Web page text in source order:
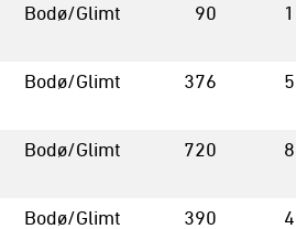
Bodø/Glimt 90 1
Bodø/Glimt 376 5
Bodø/Glimt 720 8
Bodø/Glimt 390 4